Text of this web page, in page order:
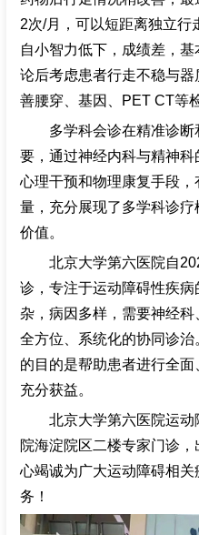
2次/月，可以短距离独立行
自小智力低下，成绩差，
论后考虑患者行走不稳与
善腰穿、基因、PET CT等
多学科会诊在精准诊
要，通过神经内科与精神科
心理干预和物理康复手段
量，充分展现了多学科诊
价值。
北京大学第六医院自
诊，专注于运动障碍性疾
杂，病因多样，需要神经
全方位、系统化的协同诊
的目的是帮助患者进行全
充分获益。
北京大学第六医院运
院海淀院区二楼专家门诊
心竭诚为广大运动障碍相
务！